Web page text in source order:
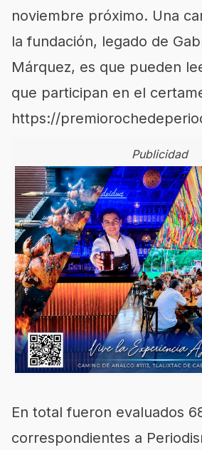
noviembre próximo. Una
la fundación, legado de
Márquez, es que pueden
que participan en el
https://
Publicidad
En total fueron evaluados
correspondientes a